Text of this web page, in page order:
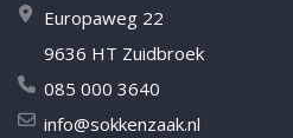
Europaweg 22
9636 HT Zuidbroek
085 000 3640
info@sokkenzaak.nl